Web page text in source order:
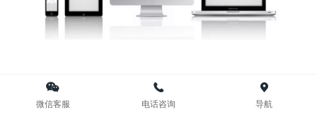
微信客服 电话咨询 导航